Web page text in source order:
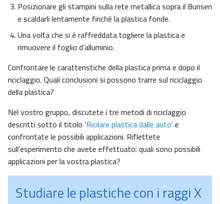
Posizionare gli stampini sulla rete metallica sopra il Bunsen
e scaldarli lentamente finché la plastica fonde.
Una volta che si è raffreddata togliere la plastica e
rimuovere il foglio d’alluminio.
Confrontare le caratteristiche della plastica prima e dopo il
riciclaggio. Quali conclusioni si possono trarre sul riciclaggio
della plastica?
Nel vostro gruppo, discutete i tre metodi di riciclaggio
descritti sotto il titolo ‘Ricilare plastica dalle auto’ e
confrontate le possibili applicazioni. Riflettete
sull’esperimento che avete effettuato: quali sono possibili
applicazioni per la vostra plastica?
Studiare le plastiche con i raggi X